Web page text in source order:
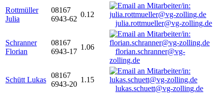
Rottmüller
Julia
08167
6943-62
0.12
julia.rottmueller@vg-zolling.de
Schranner
Florian
08167
6943-17
1.06
florian.schranner@vg-
zolling.de
Schütt Lukas
08167
6943-20
1.15
lukas.schuett@vg-zolling.de